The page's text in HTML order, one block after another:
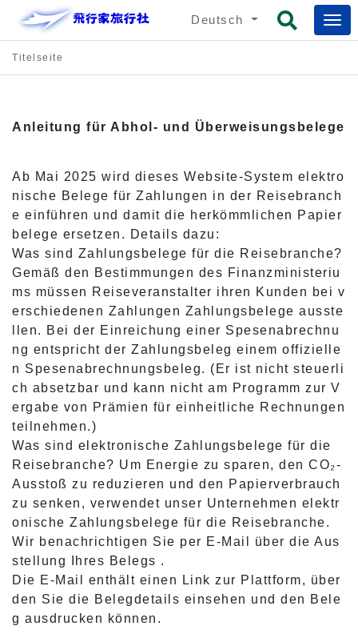
Deutsch
Titelseite
Anleitung für Abhol- und Überweisungsbelege
Ab Mai 2025 wird dieses Website-System elektro
nische Belege für Zahlungen in der Reisebranch
e einführen und damit die herkömmlichen Papier
belege ersetzen. Details dazu:
Was sind Zahlungsbelege für die Reisebranche?
Gemäß den Bestimmungen des Finanzministeriu
ms müssen Reiseveranstalter ihren Kunden bei v
erschiedenen Zahlungen Zahlungsbelege ausste
llen. Bei der Einreichung einer Spesenabrechnu
ng entspricht der Zahlungsbeleg einem offizielle
n Spesenabrechnungsbeleg. (Er ist nicht steuerli
ch absetzbar und kann nicht am Programm zur V
ergabe von Prämien für einheitliche Rechnungen
teilnehmen.)
Was sind elektronische Zahlungsbelege für die
Reisebranche? Um Energie zu sparen, den CO₂-
Ausstoß zu reduzieren und den Papierverbrauch
zu senken, verwendet unser Unternehmen elektr
onische Zahlungsbelege für die Reisebranche.
Wir benachrichtigen Sie per E-Mail über die Aus
stellung Ihres Belegs .
Die E-Mail enthält einen Link zur Plattform, über
den Sie die Belegdetails einsehen und den Bele
g ausdrucken können.